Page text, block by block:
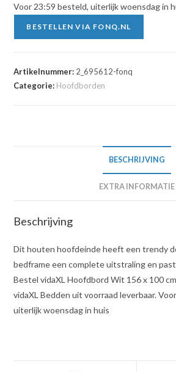
Voor 23:59 besteld, uiterlijk woensdag in
BESTELLEN VIA FONQ.NL
Artikelnummer: 2_695612-fonq
Categorie: Hoofdborden
BESCHRIJVING
EXTRA INFORMATIE
Beschrijving
Dit houten hoofdeinde heeft een trendy
bedframe een complete uitstraling en past
Bestel vidaXL Hoofdbord Wit 156 x 100
vidaXL Bedden uit voorraad leverbaar.
uiterlijk woensdag in huis